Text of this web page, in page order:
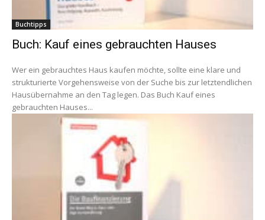
Buchtipps
Buch: Kauf eines gebrauchten Hauses
Wer ein gebrauchtes Haus kaufen möchte, sollte eine klare und
strukturierte Vorgehensweise von der Suche bis zur letztendlichen
Hausübernahme an den Tag legen. Das Buch Kauf eines
gebrauchten Hauses...